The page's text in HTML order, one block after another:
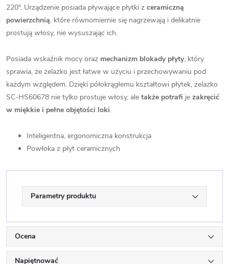
220°. Urządzenie posiada pływające płytki z ceramiczną
powierzchnią, które równomiernie się nagrzewają i delikatnie
prostują włosy, nie wysuszając ich.
Posiada wskaźnik mocy oraz mechanizm blokady płyty, który
sprawia, że żelazko jest łatwe w użyciu i przechowywaniu pod
każdym względem. Dzięki półokrągłemu kształtowi płytek, żelazko
SC-HS60678 nie tylko prostuje włosy, ale także potrafi je zakręcić
w miękkie i pełne objętości loki.
Inteligentna, ergonomiczna konstrukcja
Powłoka z płyt ceramicznych
Parametry produktu
Ocena
Napiętnować